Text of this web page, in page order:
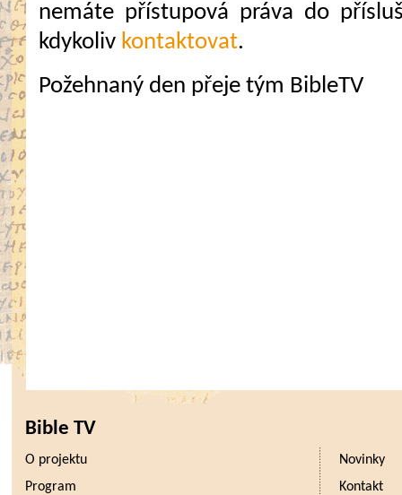
nemáte přístupová práva do
kdykoliv kontaktovat.
Požehnaný den přeje tým BibleTV
Bible TV
O projektu
Novinky
Program
Kontakt